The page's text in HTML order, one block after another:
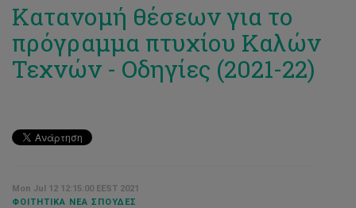
Κατανομή θέσεων για το
πρόγραμμα πτυχίου Καλών
Τεχνών - Οδηγίες (2021-22)
Mon Jul 12 12:15:00 EEST 2021
ΦΟΙΤΗΤΙΚΆ ΝΈΑ ΣΠΟΥΔΈΣ